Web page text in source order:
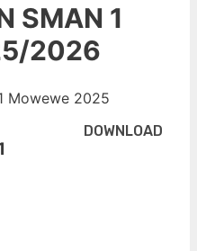
SMAN 1
2026
Mowewe 2025
DOWNLOAD